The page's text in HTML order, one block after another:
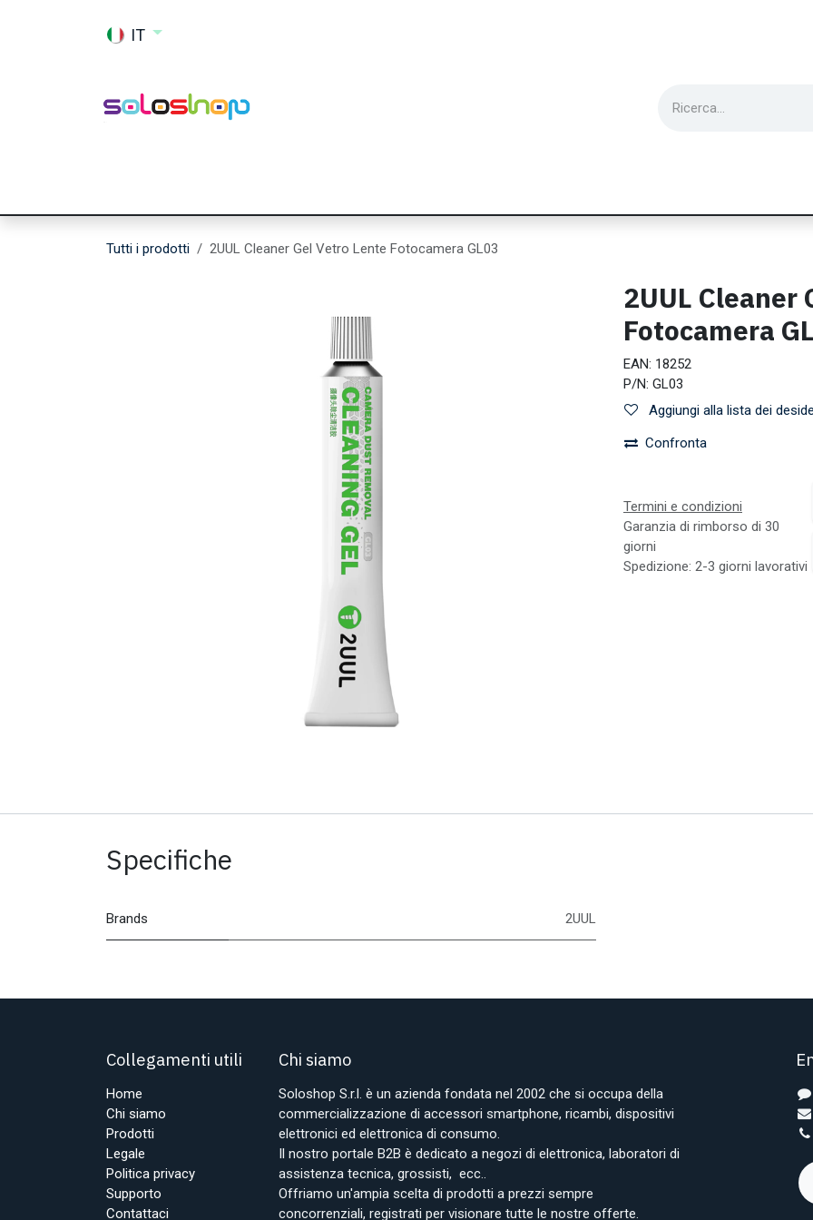
IT
Tutti i prodotti 2UUL Cleaner Gel Vetro Lente Fotocamera GL03
2UUL Cleaner
Fotocamera
EAN: 18252
P/N: GL03
Aggiungi alla lista dei
Confronta
Termini e condizioni
Garanzia di rimborso di 30
giorni
Spedizione: 2-3 giorni lavorativi
Specifiche
Brands 2UUL
Collegamenti utili
Home
Chi siamo
Prodotti
Legale
Politica privacy
Supporto
Contattaci
Chi siamo
Soloshop S.r.l. è un azienda fondata nel 2002 che si occupa della
commercializzazione di accessori smartphone, ricambi, dispositivi
elettronici ed elettronica di consumo.
Il nostro portale B2B è dedicato a negozi di elettronica, laboratori di
assistenza tecnica, grossisti, ecc..
Offriamo un'ampia scelta di prodotti a prezzi sempre
concorrenziali, registrati per visionare tutte le nostre offerte.